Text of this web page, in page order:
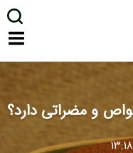
و مضراتی دارد؟